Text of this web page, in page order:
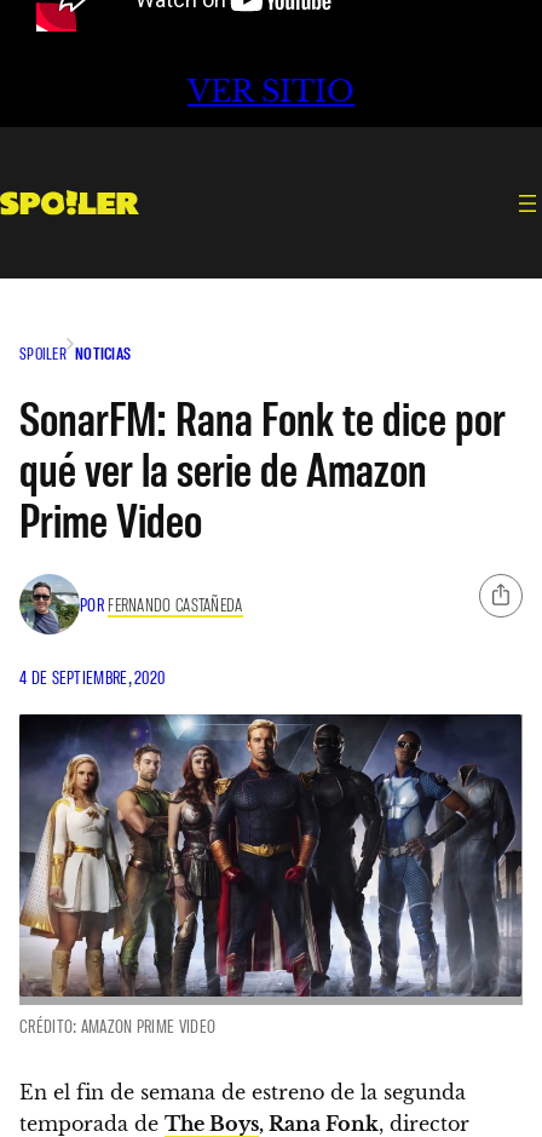
VER SITIO
SPOILER NOTICIAS
SonarFM: Rana Fonk te dice por
qué ver la serie de Amazon
Prime Video
POR FERNANDO CASTAÑEDA
4 DE SEPTIEMBRE, 2020
CRÉDITO: AMAZON PRIME VIDEO
En el fin de semana de estreno de la segunda
temporada de The Boys, Rana Fonk, director